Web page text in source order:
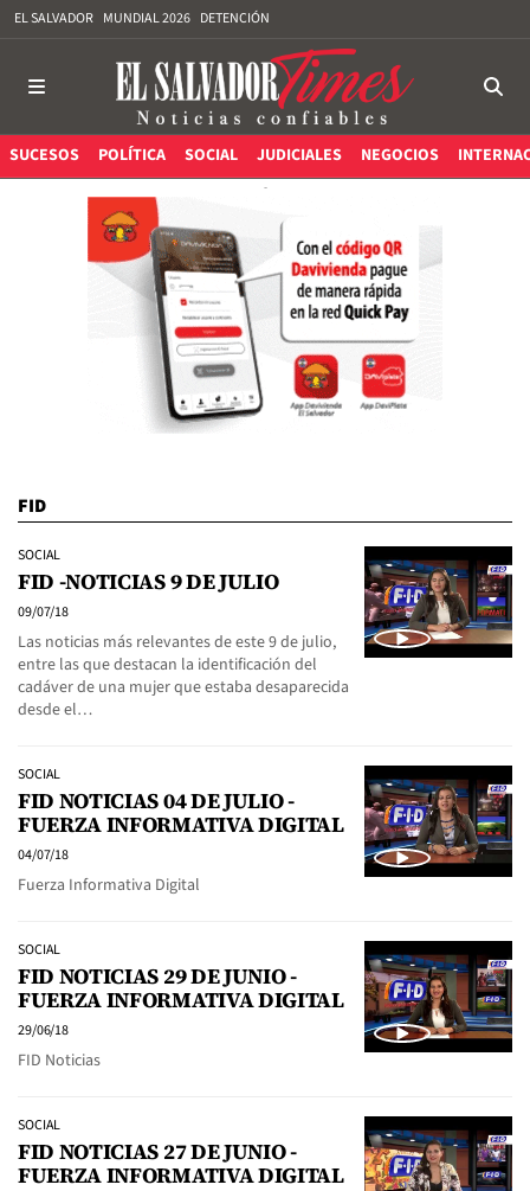
EL SALVADOR MUNDIAL 2026 DETENCIÓN
SUCESOS POLÍTICA SOCIAL JUDICIALES NEGOCIOS
FID
SOCIAL
FID -NOTICIAS 9 DE JULIO
09/07/18
Las noticias más relevantes de este 9 de julio,
entre las que destacan la identificación del
cadáver de una mujer que estaba desaparecida
desde el…
SOCIAL
FID NOTICIAS 04 DE JULIO -
FUERZA INFORMATIVA DIGITAL
04/07/18
Fuerza Informativa Digital
SOCIAL
FID NOTICIAS 29 DE JUNIO -
FUERZA INFORMATIVA DIGITAL
29/06/18
FID Noticias
SOCIAL
FID NOTICIAS 27 DE JUNIO -
FUERZA INFORMATIVA DIGITAL